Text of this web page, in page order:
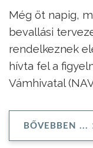
Még öt napig,
bevallási
rendelkeznek
hívta fel a
Vámhivatal
BŐVEBBEN ...